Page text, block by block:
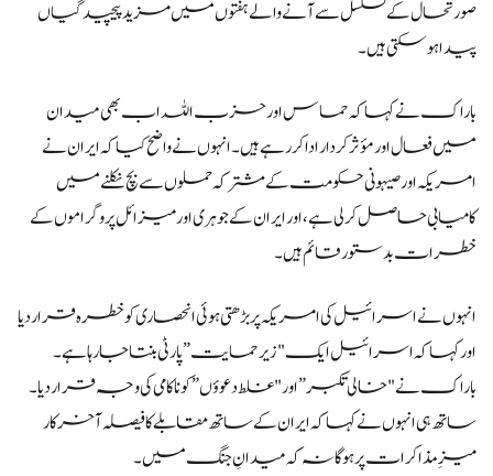
صورتحال کے تسلسل سے آنے والے ہفتوں میں مزید پیچیدگیاں
پیدا ہو سکتی ہیں۔
باراک نے کہا کہ حماس اور حزب اللہ اب بھی میدان
میں فعال اور مؤثر کردار ادا کر رہے ہیں۔ انہوں نے واضح کیا کہ ایران نے
امریکہ اور صیہونی حکومت کے مشترکہ حملوں سے بچ نکلنے میں
کامیابی حاصل کر لی ہے، اور ایران کے جوہری اور میزائل پروگراموں کے
خطرات بدستور قائم ہیں۔
انہوں نے اسرائیل کی امریکہ پر بڑھتی ہوئی انحصاری کو خطرہ قرار دیا
اور کہا کہ اسرائیل ایک "زیر حمایت” پارٹی بنتا جا رہا ہے۔
باراک نے "خالی تکبر” اور "غلط دعوؤں” کو ناکامی کی وجہ قرار دیا۔
ساتھ ہی انہوں نے کہا کہ ایران کے ساتھ مقابلے کا فیصلہ آخرکار
میزِ مذاکرات پر ہوگا نہ کہ میدانِ جنگ میں۔